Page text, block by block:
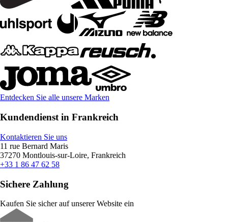
Entdecken Sie alle unsere Marken
Kundendienst in Frankreich
Kontaktieren Sie uns
11 rue Bernard Maris
37270 Montlouis-sur-Loire, Frankreich
+33 1 86 47 62 58
Sichere Zahlung
Kaufen Sie sicher auf unserer Website ein